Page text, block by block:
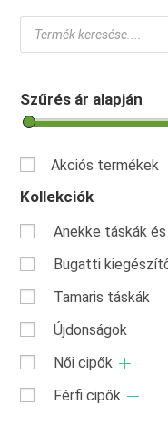
Products
search
Szűrés ár alapján
Akciós termékek
Kollekciók
Anekke táskák
Bugatti
Tamaris táskák
Újdonságok
Női cipők
Férfi cipők